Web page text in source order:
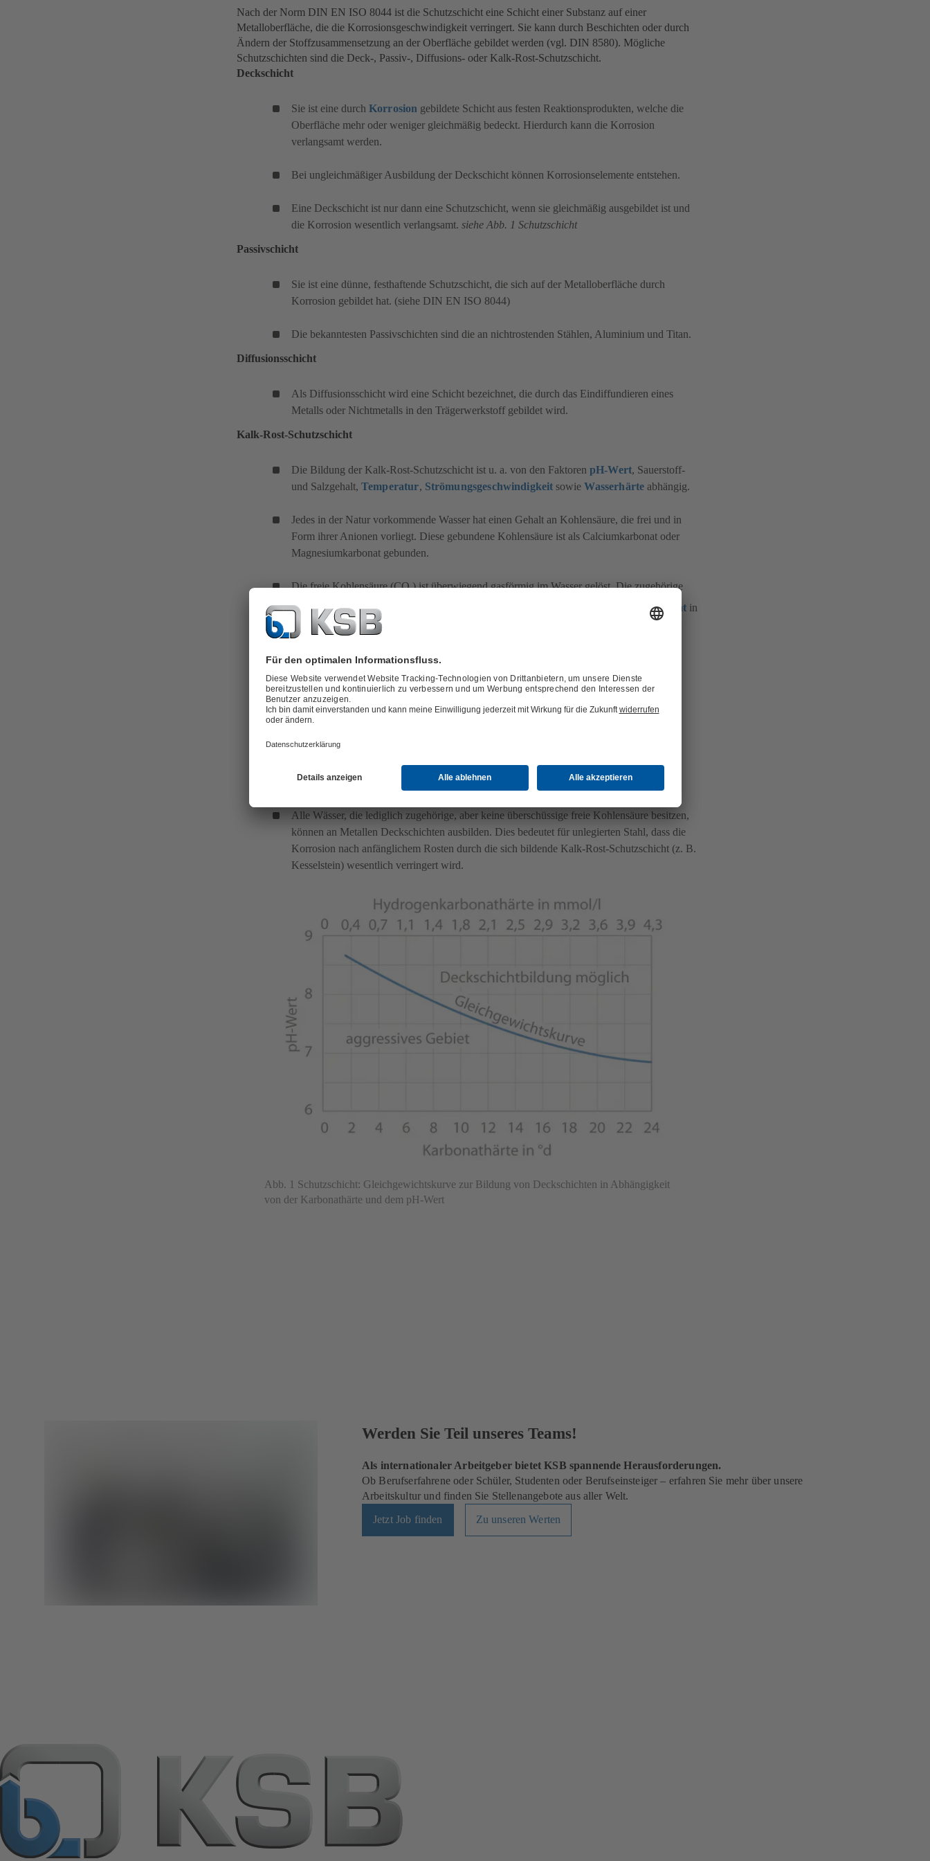
Nach der Norm DIN EN ISO 8044 ist die Schutzschicht eine Schicht einer Substanz auf einer
Metalloberfläche, die die Korrosionsgeschwindigkeit verringert. Sie kann durch Beschichten oder durch
Ändern der Stoffzusammensetzung an der Oberfläche gebildet werden (vgl. DIN 8580). Mögliche
Schutzschichten sind die Deck-, Passiv-, Diffusions- oder Kalk-Rost-Schutzschicht.
Deckschicht
Sie ist eine durch Korrosion gebildete Schicht aus festen Reaktionsprodukten, welche die
Oberfläche mehr oder weniger gleichmäßig bedeckt. Hierdurch kann die Korrosion
verlangsamt werden.
Bei ungleichmäßiger Ausbildung der Deckschicht können Korrosionselemente entstehen.
Eine Deckschicht ist nur dann eine Schutzschicht, wenn sie gleichmäßig ausgebildet ist und
die Korrosion wesentlich verlangsamt. siehe Abb. 1 Schutzschicht
Passivschicht
Sie ist eine dünne, festhaftende Schutzschicht, die sich auf der Metalloberfläche durch
Korrosion gebildet hat. (siehe DIN EN ISO 8044)
Die bekanntesten Passivschichten sind die an nichtrostenden Stählen, Aluminium und Titan.
Diffusionsschicht
Als Diffusionsschicht wird eine Schicht bezeichnet, die durch das Eindiffundieren eines
Metalls oder Nichtmetalls in den Trägerwerkstoff gebildet wird.
Kalk-Rost-Schutzschicht
Die Bildung der Kalk-Rost-Schutzschicht ist u. a. von den Faktoren pH-Wert, Sauerstoff-
und Salzgehalt, Temperatur, Strömungsgeschwindigkeit sowieWasserhärte abhängig.
Jedes in der Natur vorkommende Wasser hat einen Gehalt an Kohlensäure, die frei und in
Form ihrer Anionen vorliegt. Diese gebundene Kohlensäure ist als Calciumkarbonat oder
Magnesiumkarbonat gebunden.
Die freie Kohlensäure (CO ) ist überwiegend gasförmig im Wasser gelöst. Die zugehörige
freie Kohlensäure bewirkt, dass die Hydrogenkarbonate entsprechend dem
Gleichgewicht in
Lösung gehalten werden (Kalk-Kohlensäure-Gleichgewicht).
Der Anteil an freier Kohlensäure, der im Wasser über der Konzentration der zugehörigen
freien Kohlensäure enthalten ist, wird als überschüssige oder aggressive Kohlensäure
bezeichnet.
Alle Wässer, die lediglich zugehörige, aber keine überschüssige freie Kohlensäure besitzen,
können an Metallen Deckschichten ausbilden. Dies bedeutet für unlegierten Stahl, dass die
Korrosion nach anfänglichem Rosten durch die sich bildende Kalk-Rost-Schutzschicht (z. B.
Kesselstein) wesentlich verringert wird.
Abb. 1 Schutzschicht: Gleichgewichtskurve zur Bildung von Deckschichten in Abhängigkeit
von der Karbonathärte und dem pH-Wert
Werden Sie Teil unseres Teams!
Als internationaler Arbeitgeber bietet KSB spannende Herausforderungen.
Ob Berufserfahrene oder Schüler, Studenten oder Berufseinsteiger – erfahren Sie mehr über unsere
Arbeitskultur und finden Sie Stellenangebote aus aller Welt.
Jetzt Job finden Zu unseren Werten